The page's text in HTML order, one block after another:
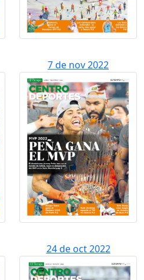
7 de nov 2022
24 de oct 2022